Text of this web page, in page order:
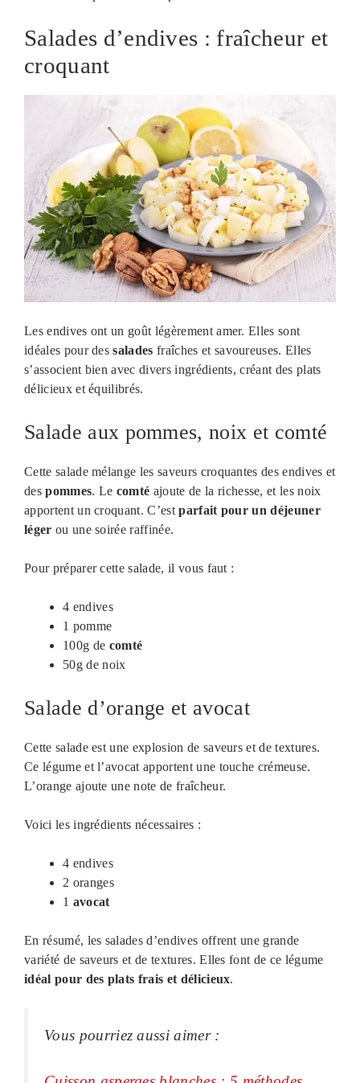
Salades d’endives : fraîcheur et
croquant
Les endives ont un goût légèrement amer. Elles sont
idéales pour dessalades fraîches et savoureuses. Elles
s’associent bien avec divers ingrédients, créant des plats
délicieux et équilibrés.
Salade aux pommes, noix et comté
Cette salade mélange les saveurs croquantes des endives et
despommes. Le comté ajoute de la richesse, et les noix
apportent un croquant. C’estparfait pour un déjeuner
léger ou une soirée raffinée.
Pour préparer cette salade, il vous faut :
4 endives
1 pomme
100g de comté
50g de noix
Salade d’orange et avocat
Cette salade est une explosion de saveurs et de textures.
Ce légume et l’avocat apportent une touche crémeuse.
L’orange ajoute une note de fraîcheur.
Voici les ingrédients nécessaires :
4 endives
2 oranges
1 avocat
En résumé, les salades d’endives offrent une grande
variété de saveurs et de textures. Elles font de ce légume
idéal pour des plats frais et délicieux.
Vous pourriez aussi aimer :